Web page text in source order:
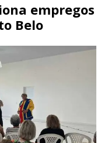
empregos
Belo